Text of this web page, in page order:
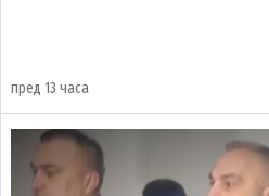
пред 13 часа